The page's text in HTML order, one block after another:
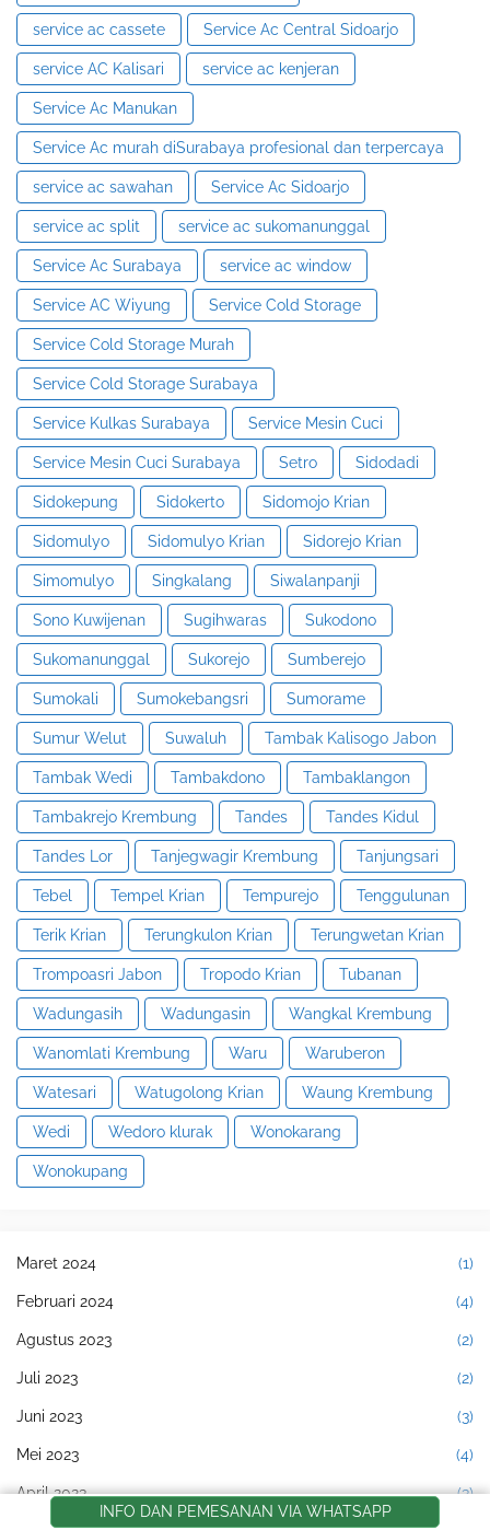
service ac cassete Service Ac Central Sidoarjo
service AC Kalisari service ac kenjeran
Service Ac Manukan
Service Ac murah diSurabaya profesional dan terpercaya
service ac sawahan Service Ac Sidoarjo
service ac split service ac sukomanunggal
Service Ac Surabaya service ac window
Service AC Wiyung Service Cold Storage
Service Cold Storage Murah
Service Cold Storage Surabaya
Service Kulkas Surabaya Service Mesin Cuci
Service Mesin Cuci Surabaya Setro Sidodadi
Sidokepung Sidokerto Sidomojo Krian
Sidomulyo Sidomulyo Krian Sidorejo Krian
Simomulyo Singkalang Siwalanpanji
Sono Kuwijenan Sugihwaras Sukodono
Sukomanunggal Sukorejo Sumberejo
Sumokali Sumokebangsri Sumorame
Sumur Welut Suwaluh Tambak Kalisogo Jabon
Tambak Wedi Tambakdono Tambaklangon
Tambakrejo Krembung Tandes Tandes Kidul
Tandes Lor Tanjegwagir Krembung Tanjungsari
Tebel Tempel Krian Tempurejo Tenggulunan
Terik Krian Terungkulon Krian Terungwetan Krian
Trompoasri Jabon Tropodo Krian Tubanan
Wadungasih Wadungasin Wangkal Krembung
Wanomlati Krembung Waru Waruberon
Watesari Watugolong Krian Waung Krembung
Wedi Wedoro klurak Wonokarang
Wonokupang
Maret 2024 (1)
Februari 2024 (4)
Agustus 2023 (2)
Juli 2023 (2)
Juni 2023 (3)
Mei 2023 (4)
April 2023 (3)
INFO DAN PEMESANAN VIA WHATSAPP